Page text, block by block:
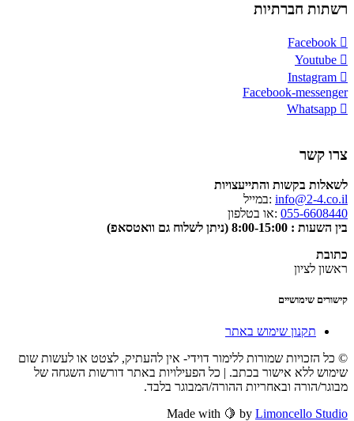
רשתות חברתיות
Facebook
Youtube
Instagram
Facebook-messenger
Whatsapp
צרו קשר
לשאלות בקשות והתייעצויות
info@2-4.co.il :במייל
055-6608440 :או בטלפון
בין השעות : 8:00-15:00 (ניתן לשלוח גם וואטסאפ)
כתובת
ראשון לציון
קישורים שימושיים
תקנון שימוש באתר
© כל הזכויות שמורות ללימור דוידי- אין להעתיק, לצטט או לעשות שום
שימוש ללא אישור בכתב. | כל הפעילויות באתר דורשות השגחה של
מבוגר/הורה ובאחריות ההורה/המבוגר בלבד.
Made with 🍋 by Limoncello Studio